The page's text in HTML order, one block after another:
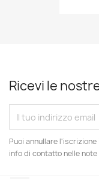
Ricevi le
Puoi annullare
info di contatto nelle note